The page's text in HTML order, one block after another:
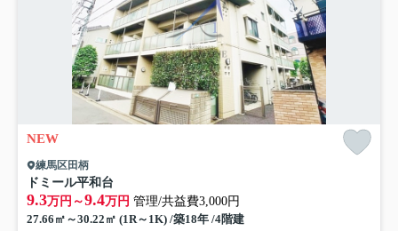
NEW
練馬区田柄
ドミール平和台
9.3万円～9.4万円 管理/共益費3,000円
27.66㎡～30.22㎡ (1R～1K) /築18年 /4階建